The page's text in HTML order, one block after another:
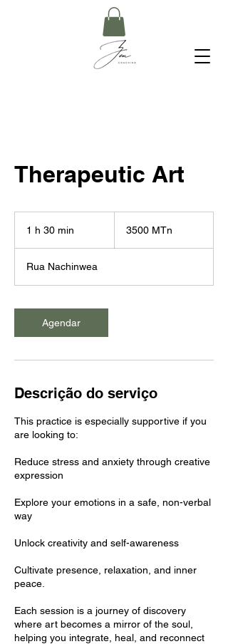
Therapeutic Art
1 h 30 min
m
i
moçambicanos
3500 MTn
Rua Nachinwea
Agendar
Descrição do serviço
This practice is especially supportive if you
are looking to:
Reduce stress and anxiety through creative
expression
Explore your emotions in a safe, non-verbal
way
Unlock creativity and self-awareness
Cultivate presence, relaxation, and inner
peace.
Each session is a journey of discovery
where art becomes a mirror of the soul,
helping you integrate, heal, and reconnect